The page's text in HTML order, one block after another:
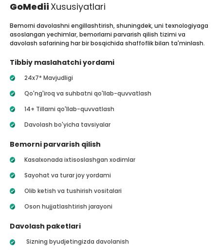
GoMedii Xususiyatlari
Bemorni davolashni engillashtirish, shuningdek, uni texnologiyaga
asoslangan yechimlar, bemorlarni parvarish qilish tizimi va
davolash safarining har bir bosqichida shaffoflik bilan ta'minlash.
Tibbiy maslahatchi yordami
24x7* Mavjudligi
Qo'ng'iroq va suhbatni qo'llab-quvvatlash
14+ Tillarni qo'llab-quvvatlash
Davolash bo'yicha tavsiyalar
Bemorni parvarish qilish
Kasalxonada ixtisoslashgan xodimlar
Sayohat va turar joy yordami
Olib ketish va tushirish vositalari
Oson hujjatlashtirish jarayoni
Davolash paketlari
Sizning byudjetingizda davolanish